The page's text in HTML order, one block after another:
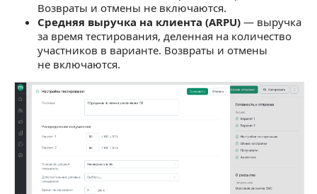
Возвраты и отмены не включаются.
Средняя выручка на клиента (ARPU) — выручка
за время тестирования, деленная на количество
участников в варианте. Возвраты и отмены
не включаются.